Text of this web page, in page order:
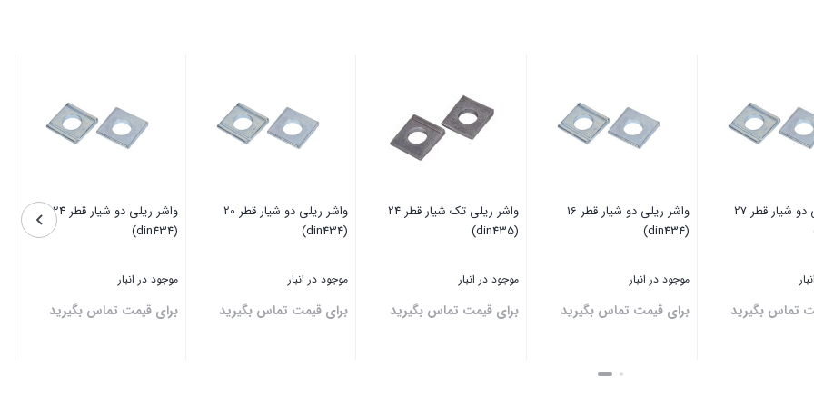
واشر ریلی دو شیار قطر 27
تماس بگیرید
واشر ریلی دو شیار قطر 16
(din434)
موجود در انبار
برای قیمت تماس بگیرید
واشر ریلی تک شیار قطر 24
(din435)
موجود در انبار
برای قیمت تماس بگیرید
واشر ریلی دو شیار قطر 20
(din434)
موجود در انبار
برای قیمت تماس بگیرید
واشر ریلی دو شیار قطر 24
(din434)
موجود در انبار
برای قیمت تماس بگیرید